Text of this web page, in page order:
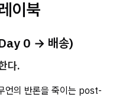
이북
0 → 배송)
다.
언의 반론을 죽이는 post-